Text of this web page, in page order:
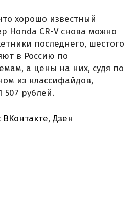
хорошо известный
Honda CR-V снова можно
последнего, шестого
в Россию по
а цены на них, судя по
из классифайдов,
507 рублей.
ВКонтакте, Дзен